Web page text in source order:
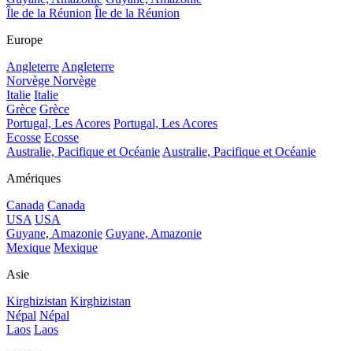
Île de la Réunion Île de la Réunion
Europe
Angleterre Angleterre
Norvège Norvège
Italie Italie
Grèce Grèce
Portugal, Les Acores Portugal, Les Acores
Ecosse Ecosse
Australie, Pacifique et Océanie Australie, Pacifique et Océanie
Amériques
Canada Canada
USA USA
Guyane, Amazonie Guyane, Amazonie
Mexique Mexique
Asie
Kirghizistan Kirghizistan
Népal Népal
Laos Laos